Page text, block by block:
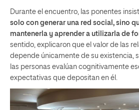
Durante el encuentro, las ponentes
solo con generar una red social, sino
mantenerla y aprender a utilizarla de
sentido, explicaron que el valor de las
depende únicamente de su existencia,
las personas evalúan cognitivamente
expectativas que depositan en él.